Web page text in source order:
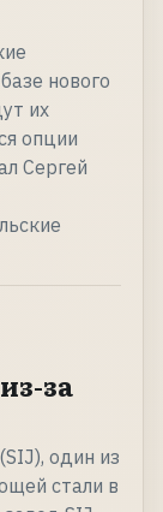
нового
их
опции
Сергей
за
один из
стали в